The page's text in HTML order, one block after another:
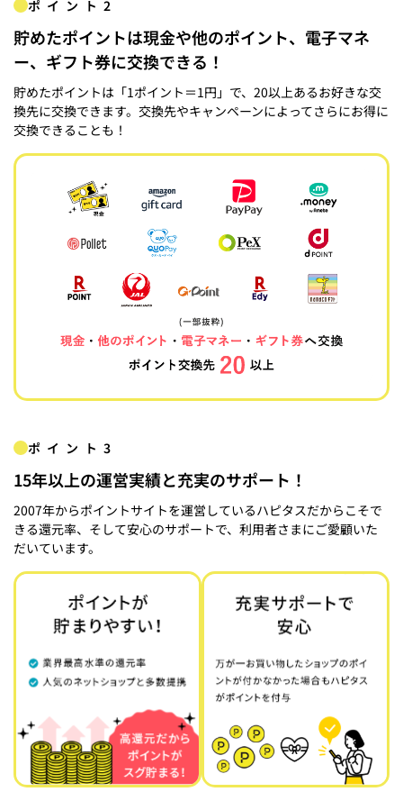
ポイント2
貯めたポイントは現金や他のポイント、電子マネ
ー、ギフト券に交換できる！
貯めたポイントは「1ポイント＝1円」で、20以上あるお好きな交
換先に交換できます。交換先やキャンペーンによってさらにお得に
交換できることも！
ポイント3
15年以上の運営実績と充実のサポート！
2007年からポイントサイトを運営しているハピタスだからこそで
きる還元率、そして安心のサポートで、利用者さまにご愛顧いた
だいています。